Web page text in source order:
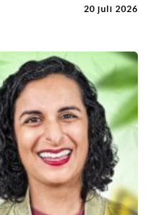
20 juli 2026